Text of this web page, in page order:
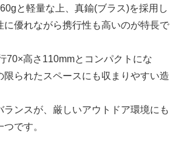
と軽量な上、真鍮(ブラス)を採用し
に優れながら携行性も高いのが特長で
70×高さ110mmとコンパクトにな
限られたスペースにも収まりやすい造
ランスが、厳しいアウトドア環境にも
です。